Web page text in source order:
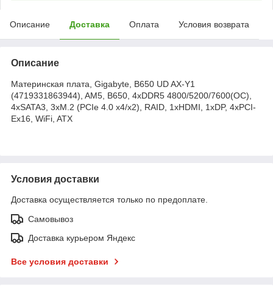
Описание Доставка Оплата Условия возврата
Описание
Материнская плата, Gigabyte, B650 UD AX-Y1
(4719331863944), AM5, B650, 4xDDR5 4800/5200/7600(OC),
4xSATA3, 3xM.2 (PCIe 4.0 x4/x2), RAID, 1xHDMI, 1хDP, 4xPCI-
Ex16, WiFi, ATX
Условия доставки
Доставка осуществляется только по предоплате.
Самовывоз
Доставка курьером Яндекс
Все условия доставки